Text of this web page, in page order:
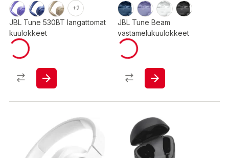
+2
JBL Tune 530BT langattomat
kuulokkeet
JBL Tune Beam
vastamelukuulokkeet